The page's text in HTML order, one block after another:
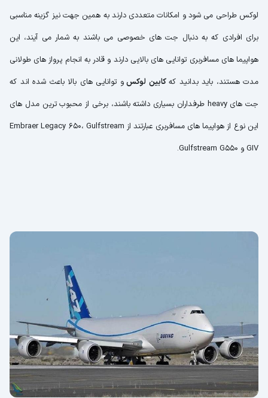
لوکس طراحی می شود و امکانات متعددی دارند به همین جهت نیز گزینه مناسبی
برای افرادی که به دنبال جت های خصوصی می باشند به شمار می آیند، این
هواپیما های مسافربری توانایی های بالایی دارند و قادر به انجام پرواز های طولانی
مدت هستند، باید بدانید که کابین لوکسو توانایی های بالا باعث شده اند که
جت های heavy طرفداران بسیاری داشته باشند، برخی از محبوب ترین مدل های
این نوع از هواپیما های مسافربری عبارتند از Embraer Legacy 650، Gulfstream
GIV و Gulfstream G550.